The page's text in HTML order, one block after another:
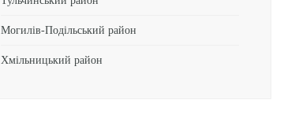
Могилів-Подільський район
Хмільницький район